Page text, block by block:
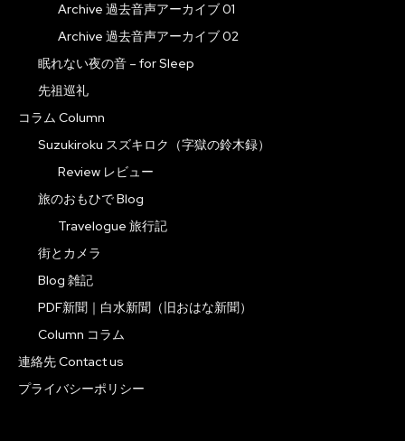
Archive 過去音声アーカイブ 01
Archive 過去音声アーカイブ 02
眠れない夜の音 – for Sleep
先祖巡礼
コラム Column
Suzukiroku スズキロク（字獄の鈴木録）
Review レビュー
旅のおもひで Blog
Travelogue 旅行記
街とカメラ
Blog 雑記
PDF新聞｜白水新聞（旧おはな新聞）
Column コラム
連絡先 Contact us
プライバシーポリシー